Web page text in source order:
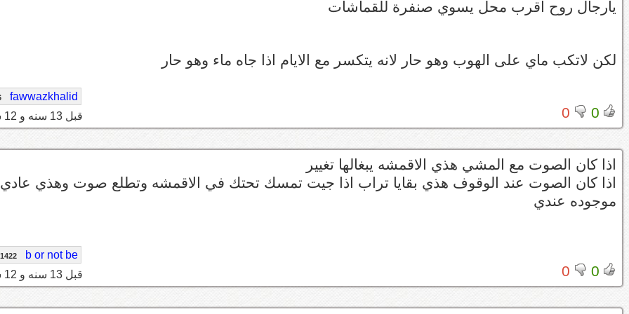
يارجال روح اقرب محل يسوي صنفرة للقماشات
لكن لاتكب ماي على الهوب وهو حار لانه يتكسر مع الايام اذا جاه ماء وهو حار
0
0
fawwazkhalid
قبل 13 سنه و 12 شهر
اذا كان الصوت مع المشي هذي الاقمشه يبغالها تغيير
اذا كان الصوت عند الوقوف هذي بقايا تراب اذا جيت تمسك تحتك في الاقمشه وتطلع صوت وهذي عادي
موجوده عندي
0
0
b or not be
1422
قبل 13 سنه و 12 شهر